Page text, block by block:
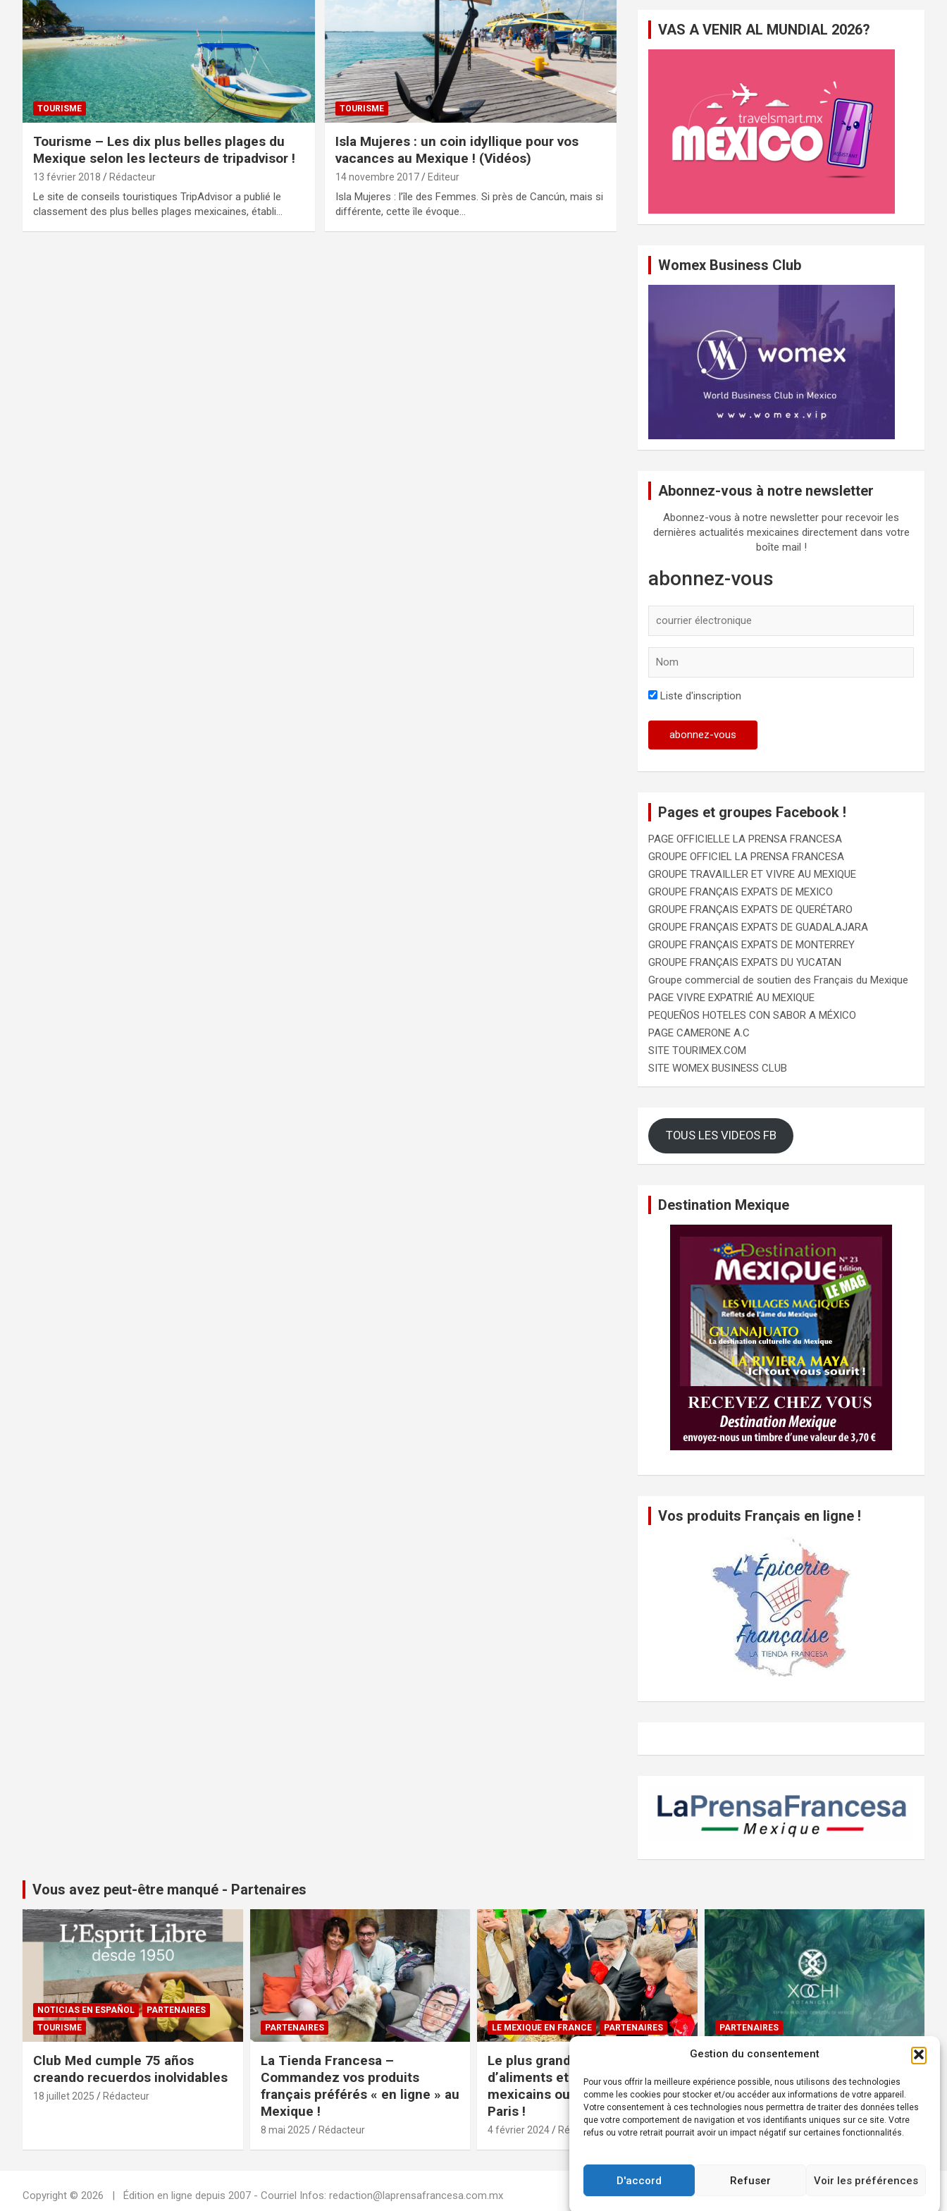
Gestion du consentement
Pour vous offrir la meilleure expérience possible, nous utilisons des technologies
comme les cookies pour stocker et/ou accéder aux informations de votre appareil.
Votre consentement à ces technologies nous permettra de traiter des données telles
que votre comportement de navigation et vos identifiants uniques sur ce site. Votre
refus ou votre retrait pourrait avoir un impact négatif sur certaines fonctionnalités.
D'accord Refuser Voir les préférences
TOURISME
Tourisme – Les dix plus belles plages du
Mexique selon les lecteurs de tripadvisor !
13 février 2018 Rédacteur
Le site de conseils touristiques TripAdvisor a publié le
classement des plus belles plages mexicaines, établi…
TOURISME
Isla Mujeres : un coin idyllique pour vos
vacances au Mexique ! (Vidéos)
14 novembre 2017 Editeur
Isla Mujeres : l’île des Femmes. Si près de Cancún, mais si
différente, cette île évoque…
c
VAS A VENIR AL MUNDIAL 2026?
Womex Business Club
Abonnez-vous à notre newsletter
Abonnez-vous à notre newsletter pour recevoir les
dernières actualités mexicaines directement dans votre
boîte mail !
abonnez-vous
Liste d'inscription
Pages et groupes Facebook !
PAGE OFFICIELLE LA PRENSA FRANCESA
GROUPE OFFICIEL LA PRENSA FRANCESA
GROUPE TRAVAILLER ET VIVRE AU MEXIQUE
GROUPE FRANÇAIS EXPATS DE MEXICO
GROUPE FRANÇAIS EXPATS DE QUERÉTARO
GROUPE FRANÇAIS EXPATS DE GUADALAJARA
GROUPE FRANÇAIS EXPATS DE MONTERREY
GROUPE FRANÇAIS EXPATS DU YUCATAN
Groupe commercial de soutien des Français du Mexique
PAGE VIVRE EXPATRIÉ AU MEXIQUE
PEQUEÑOS HOTELES CON SABOR A MÉXICO
PAGE CAMERONE A.C
SITE TOURIMEX.COM
SITE WOMEX BUSINESS CLUB
TOUS LES VIDEOS FB
Destination Mexique
Vos produits Français en ligne !
Vous avez peut-être manqué - Partenaires
NOTICIAS EN ESPAÑOL
PARTENAIRES
TOURISME
Club Med cumple 75 años
creando recuerdos inolvidables
18 juillet 2025 Rédacteur
PARTENAIRES
La Tienda Francesa –
Commandez vos produits
français préférés « en ligne » au
Mexique !
8 mai 2025 Rédacteur
LE MEXIQUE EN FRANCE PARTENAIRES
Le plus grand magasin
d’aliments et produits
mexicains ouvre ses portes à
Paris !
4 février 2024 Rédacteur
PARTENAIRES
Devenez Ambassadeur XOCHI
BOTANICALS – « El espíritu
francés con corazón de
México! »
24 août 2022 Rédacteur
Copyright © 2026 Édition en ligne depuis 2007 - Courriel Infos: redaction@laprensafrancesa.com.mx